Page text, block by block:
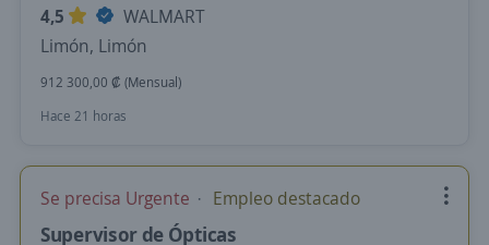
4,5
WALMART
Limón, Limón
912 300,00 ₡ (Mensual)
Hace 21 horas
Se precisa Urgente Empleo destacado
Supervisor de Ópticas